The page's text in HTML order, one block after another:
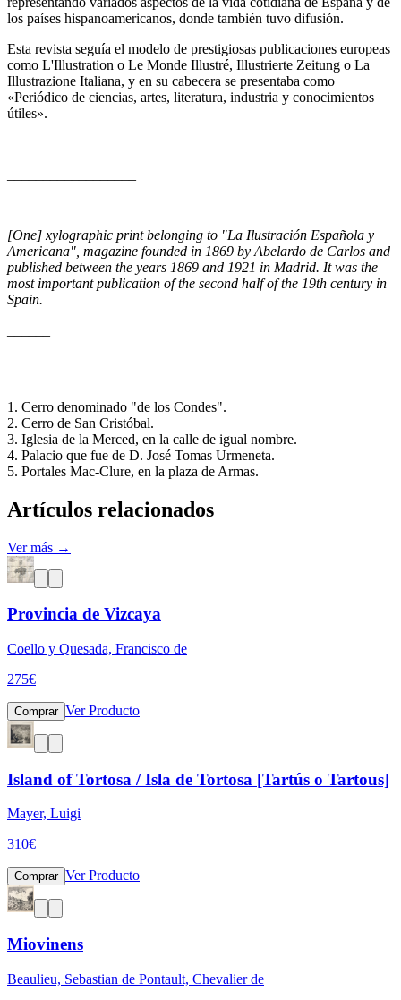
los países hispanoamericanos, donde también tuvo difusión.
Esta revista seguía el modelo de prestigiosas publicaciones europeas
como L'Illustration o Le Monde Illustré, Illustrierte Zeitung o La
Illustrazione Italiana, y en su cabecera se presentaba como
«Periódico de ciencias, artes, literatura, industria y conocimientos
útiles».
[One] xylographic print belonging to "La Ilustración Española y
Americana", magazine founded in 1869 by Abelardo de Carlos and
published between the years 1869 and 1921 in Madrid. It was the
most important publication of the second half of the 19th century in
Spain.
1. Cerro denominado "de los Condes".
2. Cerro de San Cristóbal.
3. Iglesia de la Merced, en la calle de igual nombre.
4. Palacio que fue de D. José Tomas Urmeneta.
5. Portales Mac-Clure, en la plaza de Armas.
Artículos relacionados
Ver más →
Provincia de Vizcaya
Coello y Quesada, Francisco de
275€
Comprar Ver Producto
Island of Tortosa / Isla de Tortosa [Tartús o Tartous]
Mayer, Luigi
310€
Comprar Ver Producto
Miovinens
Beaulieu, Sebastian de Pontault, Chevalier de